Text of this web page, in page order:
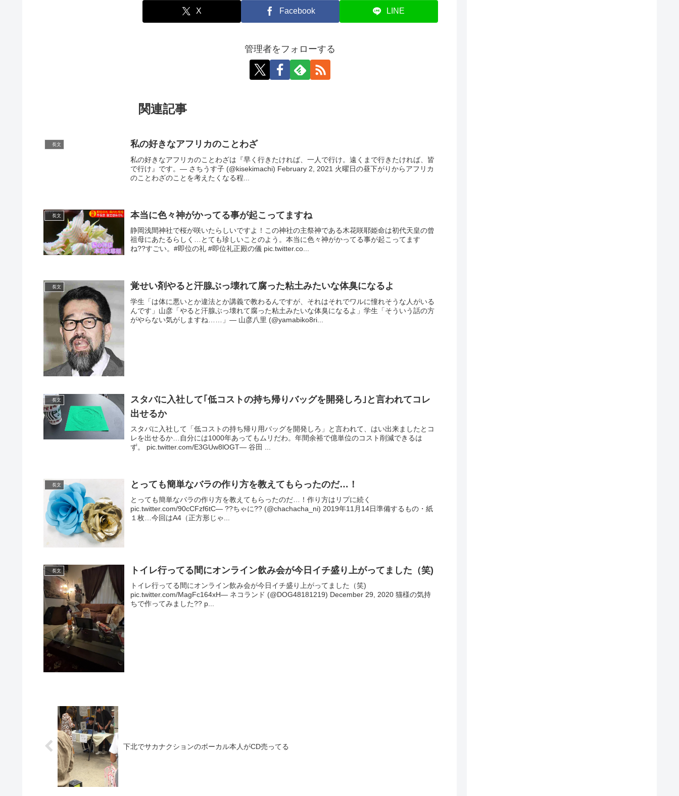
X Facebook LINE
管理者をフォローする
関連記事
長文 私の好きなアフリカのことわざ
私の好きなアフリカのことわざは『早く行きたければ、一人で行け。遠くまで行きたければ、皆
で行け』です。— さちうす子 (@kisekimachi) February 2, 2021 火曜日の昼下がりからアフリカ
のことわざのことを考えたくなる程...
長文 本当に色々神がかってる事が起こってますね
静岡浅間神社で桜が咲いたらしいですよ！この神社の主祭神である木花咲耶姫命は初代天皇の曾
祖母にあたるらしく…とても珍しいことのよう。本当に色々神がかってる事が起こってます
ね??すごい。#即位の礼 #即位礼正殿の儀 pic.twitter.co...
長文 覚せい剤やると汗腺ぶっ壊れて腐った粘土みたいな体臭になるよ
学生「は体に悪いとか違法とか講義で教わるんですが、それはそれでワルに憧れそうな人がいる
んです」山彦「やると汗腺ぶっ壊れて腐った粘土みたいな体臭になるよ」学生「そういう話の方
がやらない気がしますね……」— 山彦八里 (@yamabiko8ri...
長文
スタバに入社して｢低コストの持ち帰りバッグを開発しろ｣と言われてコレ
出せるか
スタバに入社して「低コストの持ち帰り用バッグを開発しろ」と言われて、はい出来ましたとコ
レを出せるか…自分には1000年あってもムリだわ。年間余裕で億単位のコスト削減できるは
ず。 pic.twitter.com/E3GUw8lOGT— 谷田 ...
長文 とっても簡単なバラの作り方を教えてもらったのだ…！
とっても簡単なバラの作り方を教えてもらったのだ…！作り方はリプに続く
pic.twitter.com/90cCFzf6tC— ??ちゃに?? (@chachacha_ni) 2019年11月14日準備するもの・紙
１枚…今回はA4（正方形じゃ...
長文 トイレ行ってる間にオンライン飲み会が今日イチ盛り上がってました（笑)
トイレ行ってる間にオンライン飲み会が今日イチ盛り上がってました（笑)
pic.twitter.com/MagFc164xH— ネコランド (@DOG48181219) December 29, 2020 猫様の気持
ちで作ってみました?? p...
下北でサカナクションのボーカル本人がCD売ってる